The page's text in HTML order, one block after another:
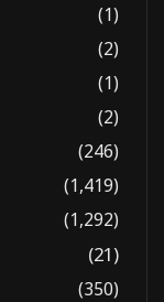
(1)
(2)
(1)
(2)
(246)
(1,419)
(1,292)
(21)
(350)